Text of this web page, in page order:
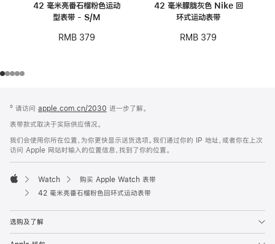
42 毫米亮番石榴粉色运动
型表带 - S/M
RMB 379
42 毫米朦胧灰色 Nike 回
环式运动表带
RMB 379
页
脚
注
º 请访问 apple.com.cn/2030 进一步了解。
表带款式取决于实际供应情况。
我们会使用你所在位置，为你更快显示送货选项。我们通过你的 IP 地址，或者你在上次
访问 Apple 网站时输入的位置信息，找到了你的位置。
Apple
Watch
购买 Apple Watch 表带
42 毫米亮番石榴粉色回环式运动表带
选购及了解